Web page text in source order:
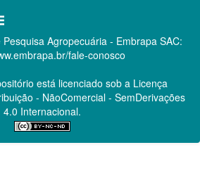
Agropecuária - Embrapa SAC:
fale-conosco
está licenciado sob a Licença
- NãoComercial - SemDerivações
4.0 Internacional.